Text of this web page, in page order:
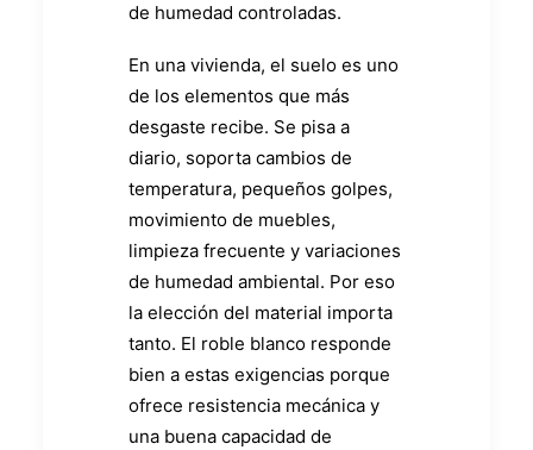
de humedad controladas.
En una vivienda, el suelo es uno
de los elementos que más
desgaste recibe. Se pisa a
diario, soporta cambios de
temperatura, pequeños golpes,
movimiento de muebles,
limpieza frecuente y variaciones
de humedad ambiental. Por eso
la elección del material importa
tanto. El roble blanco responde
bien a estas exigencias porque
ofrece resistencia mecánica y
una buena capacidad de